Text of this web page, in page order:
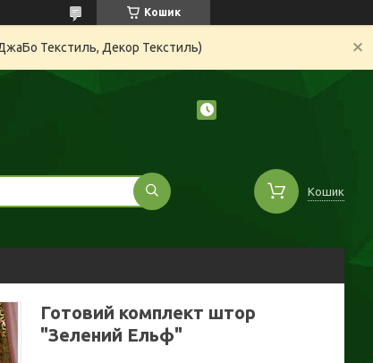
Кошик
Текстиль, Декор Текстиль)
Кошик
Готовий комплект штор
"Зелений Ельф"